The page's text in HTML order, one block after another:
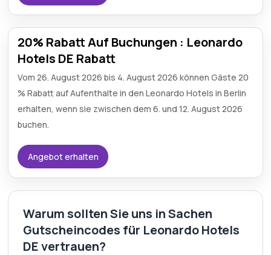
20% Rabatt Auf Buchungen : Leonardo
Hotels DE Rabatt
Vom 26. August 2026 bis 4. August 2026 können Gäste 20
% Rabatt auf Aufenthalte in den Leonardo Hotels in Berlin
erhalten, wenn sie zwischen dem 6. und 12. August 2026
buchen.
Angebot erhalten
Warum sollten Sie uns in Sachen
Gutscheincodes für Leonardo Hotels
DE vertrauen?